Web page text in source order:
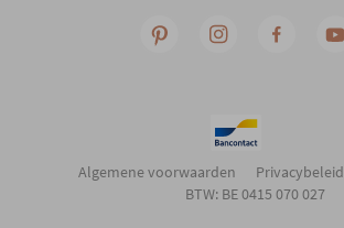
Algemene voorwaarden Privacybeleid
BTW: BE 0415 070 027